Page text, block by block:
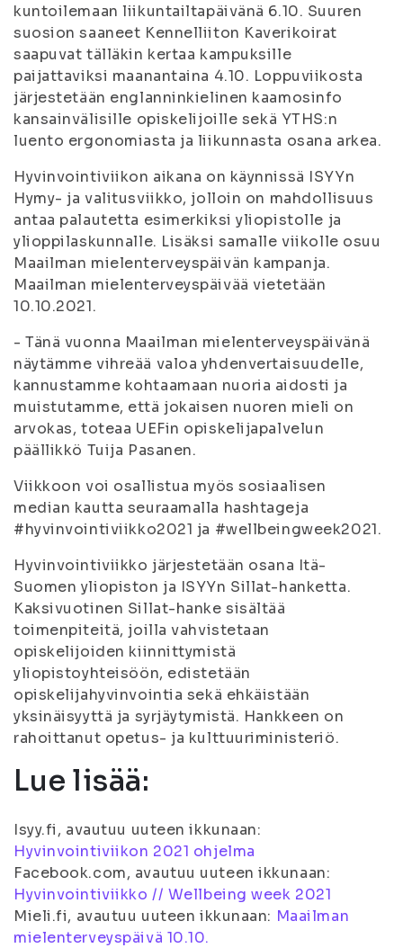
kuntoilemaan liikuntailtapäivänä 6.10. Suuren
suosion saaneet Kennelliiton Kaverikoirat
saapuvat tälläkin kertaa kampuksille
paijattaviksi maanantaina 4.10. Loppuviikosta
järjestetään englanninkielinen kaamosinfo
kansainvälisille opiskelijoille sekä YTHS:n
luento ergonomiasta ja liikunnasta osana arkea.
Hyvinvointiviikon aikana on käynnissä ISYYn
Hymy- ja valitusviikko, jolloin on mahdollisuus
antaa palautetta esimerkiksi yliopistolle ja
ylioppilaskunnalle. Lisäksi samalle viikolle osuu
Maailman mielenterveyspäivän kampanja.
Maailman mielenterveyspäivää vietetään
10.10.2021.
- Tänä vuonna Maailman mielenterveyspäivänä
näytämme vihreää valoa yhdenvertaisuudelle,
kannustamme kohtaamaan nuoria aidosti ja
muistutamme, että jokaisen nuoren mieli on
arvokas, toteaa UEFin opiskelijapalvelun
päällikkö Tuija Pasanen.
Viikkoon voi osallistua myös sosiaalisen
median kautta seuraamalla hashtageja
#hyvinvointiviikko2021 ja #wellbeingweek2021.
Hyvinvointiviikko järjestetään osana Itä-
Suomen yliopiston ja ISYYn Sillat-hanketta.
Kaksivuotinen Sillat-hanke sisältää
toimenpiteitä, joilla vahvistetaan
opiskelijoiden kiinnittymistä
yliopistoyhteisöön, edistetään
opiskelijahyvinvointia sekä ehkäistään
yksinäisyyttä ja syrjäytymistä. Hankkeen on
rahoittanut opetus- ja kulttuuriministeriö.
Lue lisää:
Isyy.fi, avautuu uuteen ikkunaan:
Hyvinvointiviikon 2021 ohjelma
Facebook.com, avautuu uuteen ikkunaan:
Hyvinvointiviikko // Wellbeing week 2021
Mieli.fi, avautuu uuteen ikkunaan: Maailman
mielenterveyspäivä 10.10.